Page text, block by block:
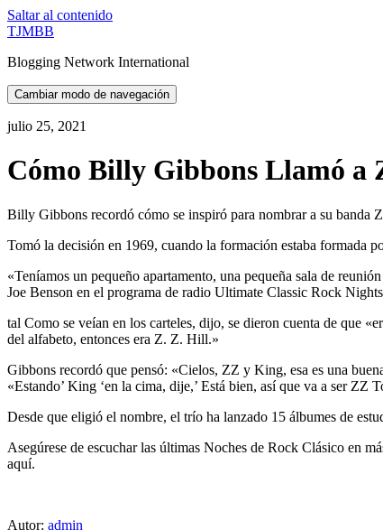
Saltar al contenido
TJMBB
Blogging Network International
Cambiar modo de navegación
julio 25, 2021
Cómo Billy Gibbons Llamó a
Billy Gibbons recordó cómo se inspiró para nombrar a su banda
Tomó la decisión en 1969, cuando la formación estaba formada
«Teníamos un pequeño apartamento, una pequeña sala de
Joe Benson en el programa de radio Ultimate Classic Rock
tal Como se veían en los carteles, dijo, se dieron cuenta de que
del alfabeto, entonces era Z. Z. Hill.»
Gibbons recordó que pensó: «Cielos, ZZ y King, esa es una
«Estando’ King ‘en la cima, dije,’ Está bien, así que va a ser ZZ
Desde que eligió el nombre, el trío ha lanzado 15 álbumes de
Asegúrese de escuchar las últimas Noches de Rock Clásico en
aquí.
Autor: admin